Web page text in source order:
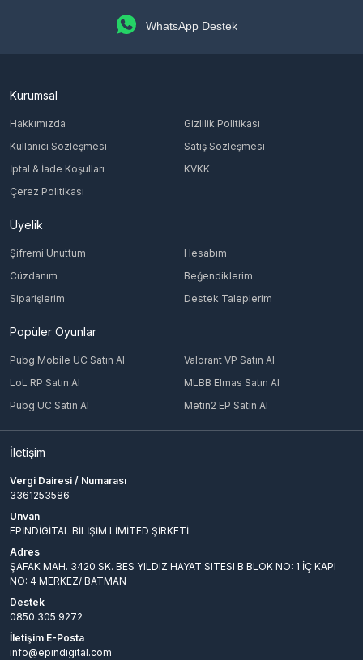
WhatsApp Destek
Kurumsal
Hakkımızda
Gizlilik Politikası
Kullanıcı Sözleşmesi
Satış Sözleşmesi
İptal & İade Koşulları
KVKK
Çerez Politikası
Üyelik
Şifremi Unuttum
Hesabım
Cüzdanım
Beğendiklerim
Siparişlerim
Destek Taleplerim
Popüler Oyunlar
Pubg Mobile UC Satın Al
Valorant VP Satın Al
LoL RP Satın Al
MLBB Elmas Satın Al
Pubg UC Satın Al
Metin2 EP Satın Al
İletişim
Vergi Dairesi / Numarası
3361253586
Unvan
EPİNDİGİTAL BİLİŞİM LİMİTED ŞİRKETİ
Adres
ŞAFAK MAH. 3420 SK. BES YILDIZ HAYAT SITESI B BLOK NO: 1 İÇ KAPI
NO: 4 MERKEZ/ BATMAN
Destek
0850 305 9272
İletişim E-Posta
info@epindigital.com